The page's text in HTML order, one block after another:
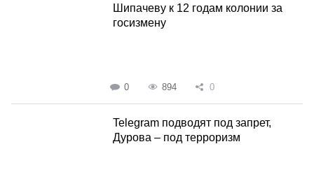
Шипачеву к 12 годам колонии за
госизмену
0 894 0
Telegram подводят под запрет,
Дурова – под терроризм